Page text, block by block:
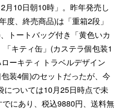
月10日朝10時」。昨年発売し
度、終売商品)は「重箱2段」
トートバッグ付き「黄色いカ
キティ缶」(カステラ個包装1
ーキティ トラベルデザイン
包装4個)のセットだったが、今
については10月25日時点で未
にあり、税込9880円、送料無